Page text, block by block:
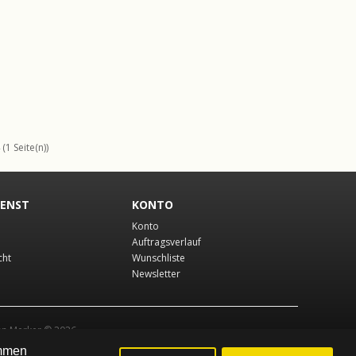
Seite(n))
KONTO
Konto
Auftragsverlauf
Wunschliste
Newsletter
Merker © 2026